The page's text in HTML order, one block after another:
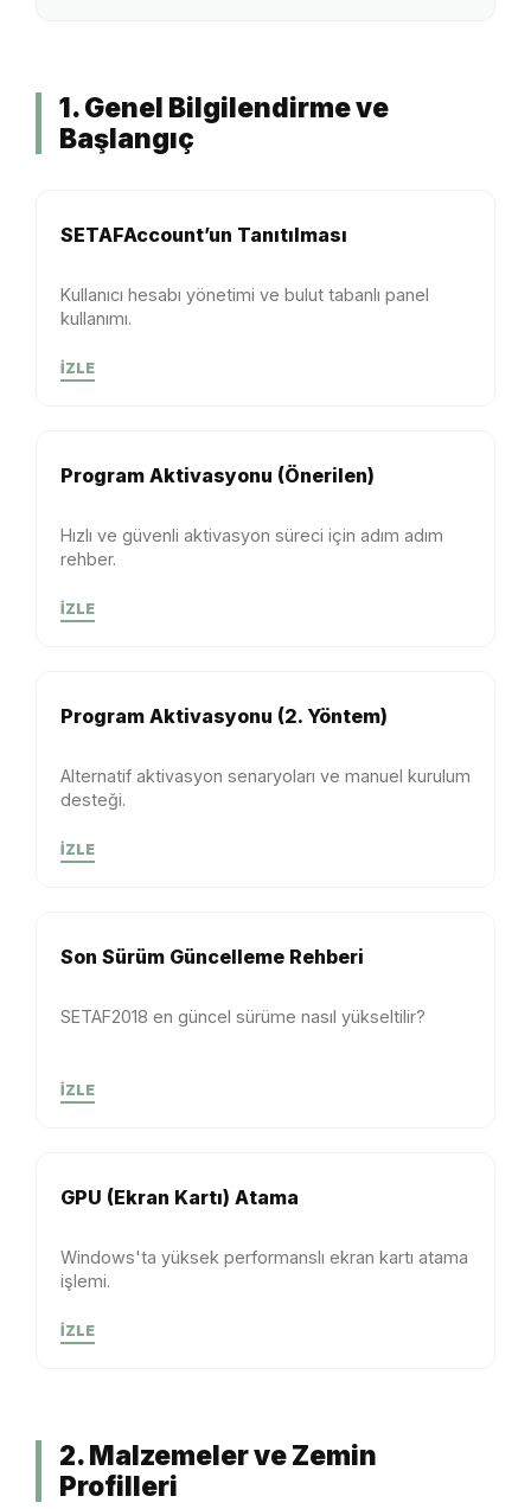
1. Genel Bilgilendirme ve
Başlangıç
SETAFAccount’un Tanıtılması
Kullanıcı hesabı yönetimi ve bulut tabanlı panel
kullanımı.
İZLE
Program Aktivasyonu (Önerilen)
Hızlı ve güvenli aktivasyon süreci için adım adım
rehber.
İZLE
Program Aktivasyonu (2. Yöntem)
Alternatif aktivasyon senaryoları ve manuel kurulum
desteği.
İZLE
Son Sürüm Güncelleme Rehberi
SETAF2018 en güncel sürüme nasıl yükseltilir?
İZLE
GPU (Ekran Kartı) Atama
Windows'ta yüksek performanslı ekran kartı atama
işlemi.
İZLE
2. Malzemeler ve Zemin
Profilleri